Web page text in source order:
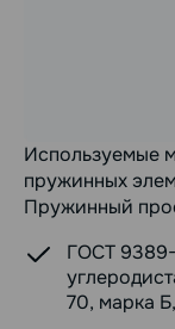
Используемые
пружинных
Пружинный
ГОСТ 9389-
70, марка